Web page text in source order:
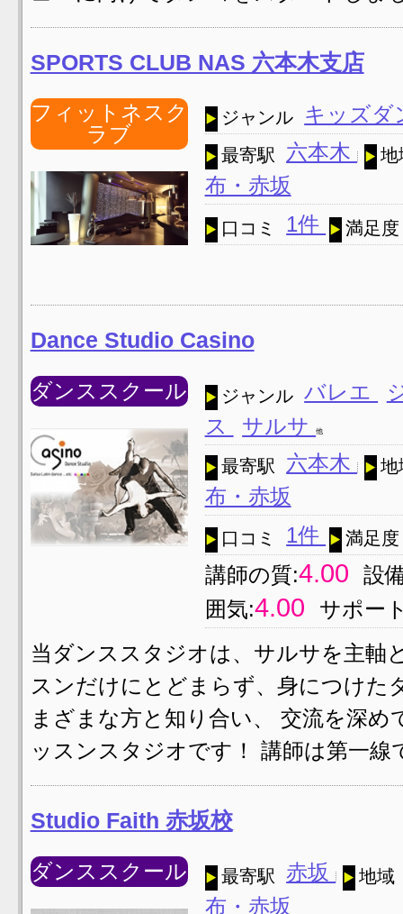
SPORTS CLUB NAS 六本木支店
フィットネスク
ラブ
ジャンル キッズダ
最寄駅 六本木 地
布・赤坂
口コミ 1件 満足度
Dance Studio Casino
ダンススクール ジャンル バレエ
ス
サルサ他
最寄駅 六本木 地
布・赤坂
口コミ 1件 満足度
講師の質:4.00
設
囲気:4.00
サポー
当ダンススタジオは、サルサを主軸
スンだけにとどまらず、身につけた
まざまな方と知り合い、 交流を深
ッスンスタジオです！ 講師は第一
Studio Faith 赤坂校
ダンススクール 最寄駅 赤坂 地域
布・赤坂